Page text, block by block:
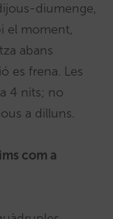
diumenge,
el moment,
abans
es frena. Les
4 nits; no
a dilluns.
com a